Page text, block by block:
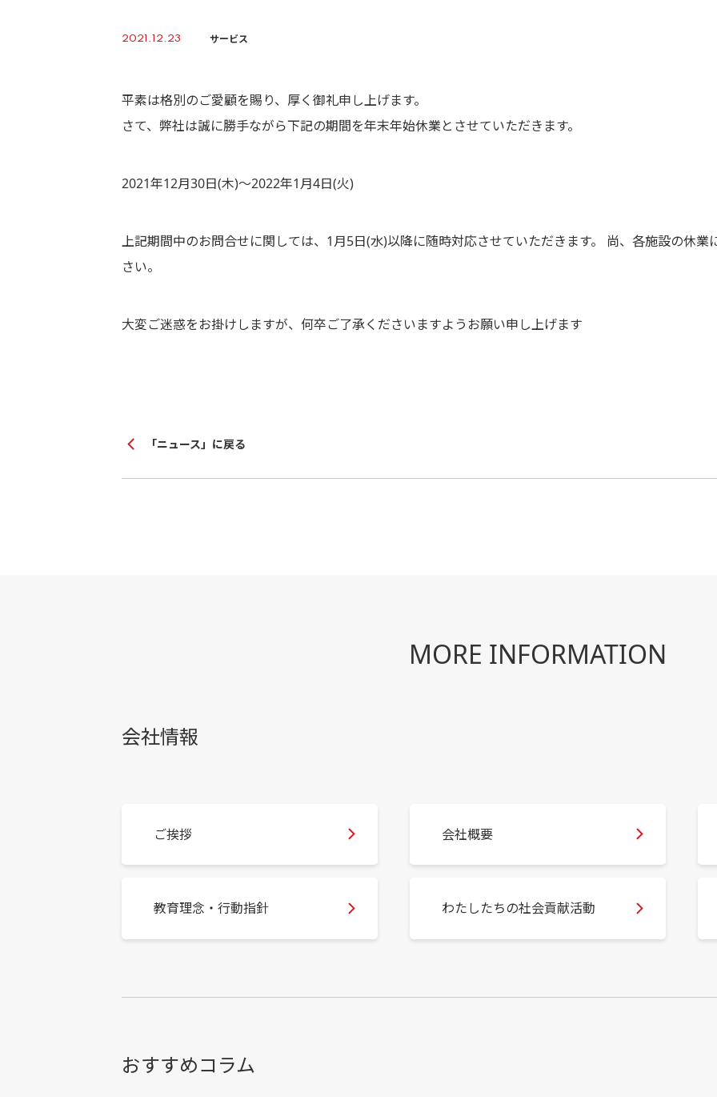
2021.12.23 サービス
平素は格別のご愛顧を賜り、厚く御礼申し上げます。
さて、弊社は誠に勝手ながら下記の期間を年末年始休業とさせていただきます。
2021年12月30日(木)～2022年1月4日(火)
上記期間中のお問合せに関しては、1月5日(水)以降に随時対応させていただきます。 尚、各施設の休
さい。
大変ご迷惑をお掛けしますが、何卒ご了承くださいますようお願い申し上げます
「ニュース」に戻る
MORE INFORMATION
会社情報
ご挨拶 会社概要
教育理念・行動指針 わたしたちの社会貢献活動
おすすめコラム